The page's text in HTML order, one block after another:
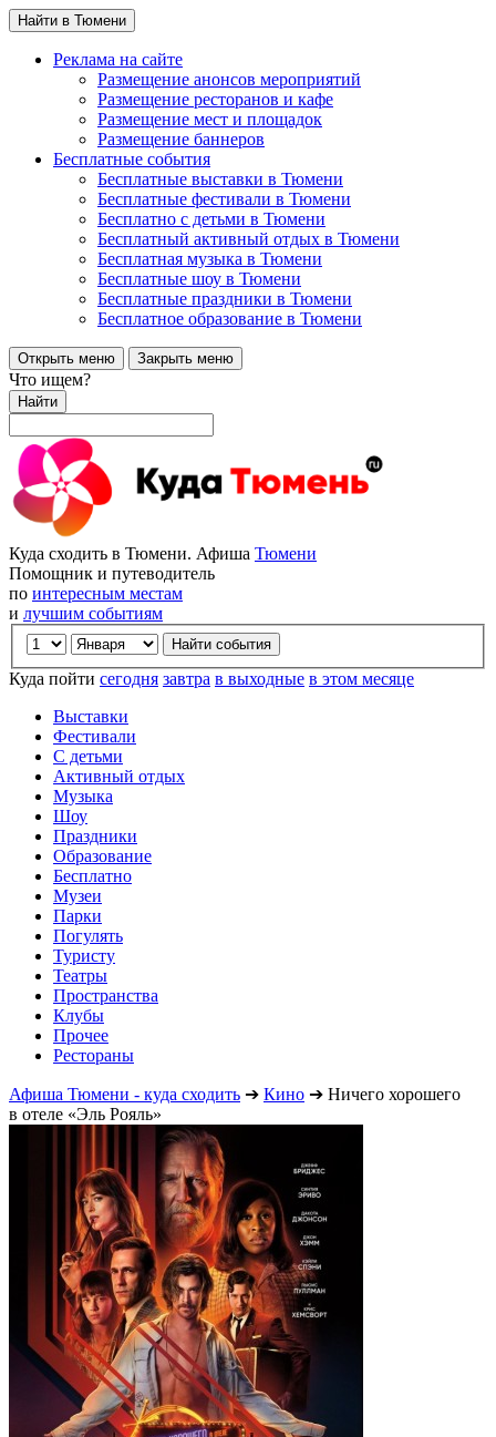
Найти в Тюмени
Реклама на сайте
Размещение анонсов мероприятий
Размещение ресторанов и кафе
Размещение мест и площадок
Размещение баннеров
Бесплатные события
Бесплатные выставки в Тюмени
Бесплатные фестивали в Тюмени
Бесплатно с детьми в Тюмени
Бесплатный активный отдых в Тюмени
Бесплатная музыка в Тюмени
Бесплатные шоу в Тюмени
Бесплатные праздники в Тюмени
Бесплатное образование в Тюмени
Открыть меню Закрыть меню
Что ищем?
Найти
Куда сходить в Тюмени. Афиша Тюмени
Помощник и путеводитель
по интересным местам
и лучшим событиям
Куда пойти сегодня завтра в выходные в этом месяце
Выставки
Фестивали
С детьми
Активный отдых
Музыка
Шоу
Праздники
Образование
Бесплатно
Музеи
Парки
Погулять
Туристу
Театры
Пространства
Клубы
Прочее
Рестораны
Афиша Тюмени - куда сходить ➔ Кино ➔ Ничего хорошего
в отеле «Эль Рояль»